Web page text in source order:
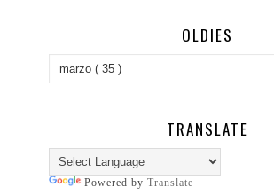
OLDIES
TRANSLATE
Powered by Translate